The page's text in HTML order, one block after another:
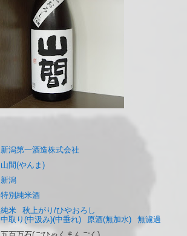
新潟第一酒造株式会社
山間(やんま)
新潟
特別純米酒
純米
秋上がり/ひやおろし
中取り(中汲み)(中垂れ)
原酒(無加水)
無濾過